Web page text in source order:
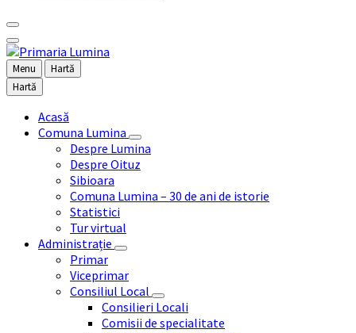
Menu
Hartă
Hartă
Acasă
Comuna Lumina
Despre Lumina
Despre Oituz
Sibioara
Comuna Lumina – 30 de ani de istorie
Statistici
Tur virtual
Administrație
Primar
Viceprimar
Consiliul Local
Consilieri Locali
Comisii de specialitate